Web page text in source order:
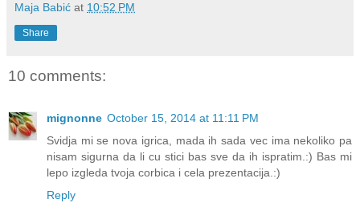
Maja Babić at 10:52 PM
Share
10 comments:
mignonne October 15, 2014 at 11:11 PM
Svidja mi se nova igrica, mada ih sada vec ima nekoliko pa
nisam sigurna da li cu stici bas sve da ih ispratim.:) Bas mi
lepo izgleda tvoja corbica i cela prezentacija.:)
Reply